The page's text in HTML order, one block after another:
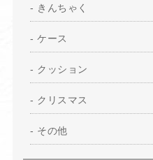
きんちゃく
ケース
クッション
クリスマス
その他